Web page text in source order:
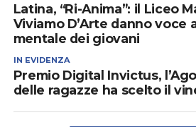
Latina, “Ri-Anima”: il Liceo
Viviamo D’Arte danno voce
mentale dei giovani
IN EVIDENZA
Premio Digital Invictus,
delle ragazze ha scelto il